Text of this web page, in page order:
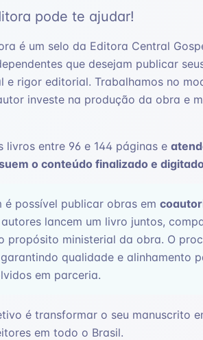
pode te ajudar!
é um selo da Editora Central
que desejam publicar
e rigor editorial. Trabalhamos no
investe na produção da obra e
livros entre 96 e 144 páginas e
o conteúdo finalizado e digitado
é possível publicar obras em
lancem um livro juntos,
propósito ministerial da obra. O
garantindo qualidade e alinhamento
em parceria.
é transformar o seu manuscrito
em todo o Brasil.